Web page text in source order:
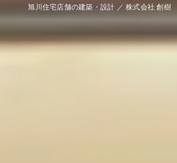
旭川住宅店舗の建築・設計 ／ 株式会社 創樹